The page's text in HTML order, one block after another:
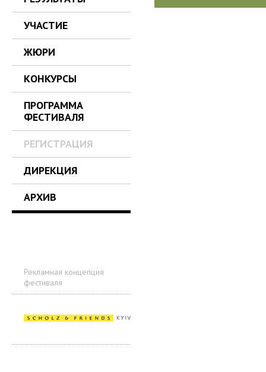
УЧАСТИЕ
ЖЮРИ
КОНКУРСЫ
ПРОГРАММА
ФЕСТИВАЛЯ
РЕГИСТРАЦИЯ
ДИРЕКЦИЯ
АРХИВ
Рекламная концепция
фестиваля